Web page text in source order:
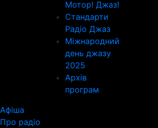
Мотор! Джаз!
Стандарти
Радіо Джаз
Міжнародний
день джазу
2025
Архів
програм
Афіша
Про радіо